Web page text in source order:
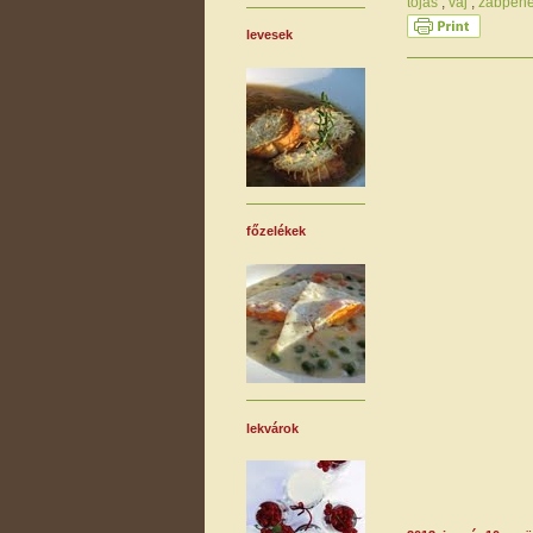
levesek
főzelékek
lekvárok